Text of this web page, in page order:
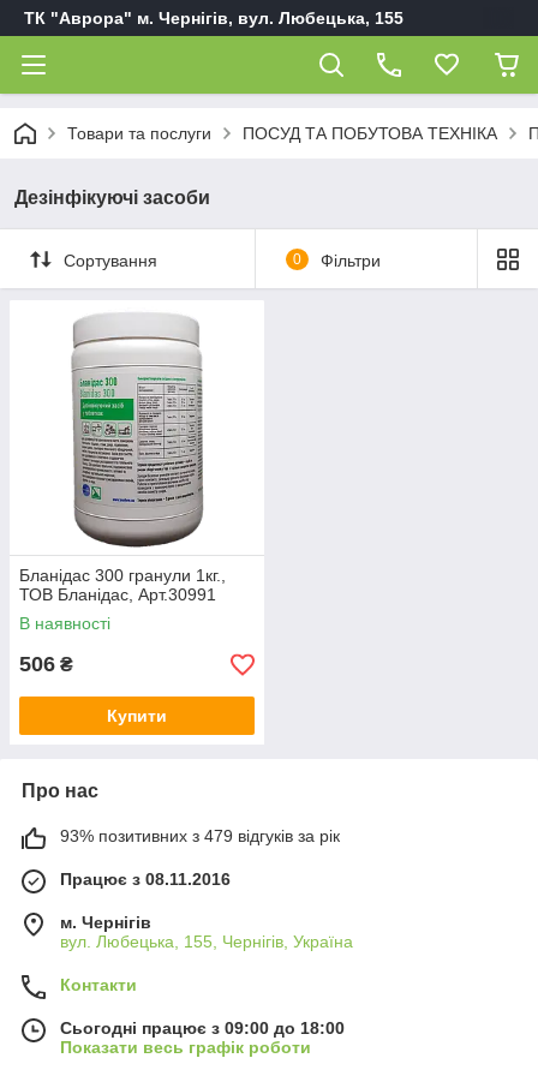
ТК "Аврора" м. Чернігів, вул. Любецька, 155
Товари та послуги ПОСУД ТА ПОБУТОВА ТЕХНІКА
Дезінфікуючі засоби
Сортування 0 Фільтри
Бланідас 300 гранули 1кг.,
ТОВ Бланідас, Арт.30991
В наявності
506 ₴
Купити
Про нас
93% позитивних з 479 відгуків за рік
Працює з 08.11.2016
м. Чернігів
вул. Любецька, 155, Чернігів, Україна
Контакти
Сьогодні працює з 09:00 до 18:00
Показати весь графік роботи